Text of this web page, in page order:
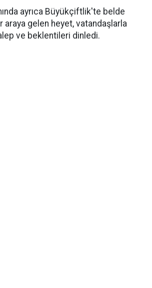
ayrıca Büyükçiftlik'te belde
araya gelen heyet, vatandaşlarla
ve beklentileri dinledi.